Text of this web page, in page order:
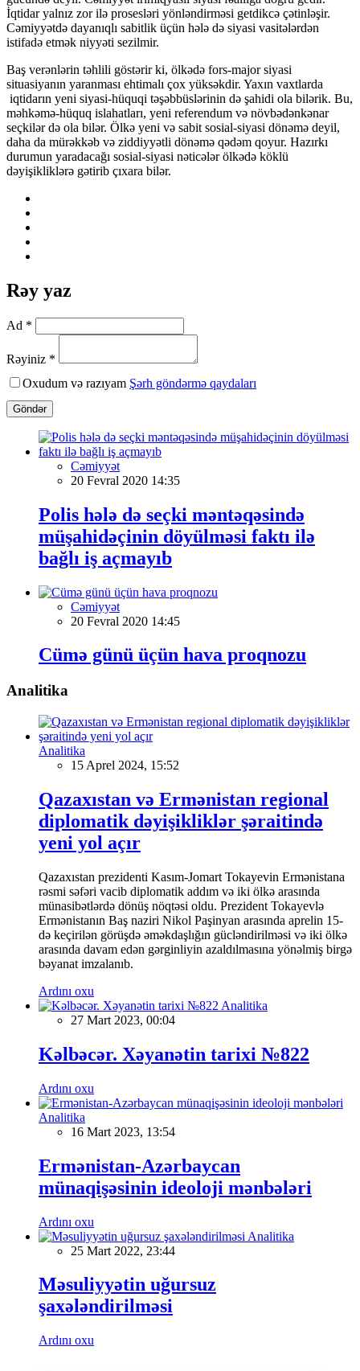
İqtidar yalnız zor ilə prosesləri yönləndirməsi getdikcə çətinləşir.
Cəmiyyətdə dayanıqlı sabitlik üçün hələ də siyasi vasitələrdən
istifadə etmək niyyəti sezilmir.
Baş verənlərin təhlili göstərir ki, ölkədə fors-major siyasi
situasiyanın yaranması ehtimalı çox yüksəkdir. Yaxın vaxtlarda
iqtidarın yeni siyasi-hüquqi təşəbbüslərinin də şahidi ola bilərik. Bu,
məhkəmə-hüquq islahatları, yeni referendum və növbədənkənar
seçkilər də ola bilər. Ölkə yeni və sabit sosial-siyasi dönəmə deyil,
daha da mürəkkəb və ziddiyyətli dönəmə qədəm qoyur. Hazırkı
durumun yaradacağı sosial-siyasi nəticələr ölkədə köklü
dəyişikliklərə gətirib çıxara bilər.
Rəy yaz
Ad *
Rəyiniz *
Oxudum və razıyam Şərh göndərmə qaydaları
Göndər
Cəmiyyət
20 Fevral 2020 14:35
Polis hələ də seçki məntəqəsində
müşahidəçinin döyülməsi faktı ilə
bağlı iş açmayıb
Cəmiyyət
20 Fevral 2020 14:45
Cümə günü üçün hava proqnozu
Analitika
Analitika
15 Aprel 2024, 15:52
Qazaxıstan və Ermənistan regional
diplomatik dəyişikliklər şəraitində
yeni yol açır
Qazaxıstan prezidenti Kasım-Jomart Tokayevin Ermənistana
rəsmi səfəri vacib diplomatik addım və iki ölkə arasında
münasibətlərdə dönüş nöqtəsi oldu. Prezident Tokayevlə
Ermənistanın Baş naziri Nikol Paşinyan arasında aprelin 15-
də keçirilən görüşdə əməkdaşlığın gücləndirilməsi və iki ölkə
arasında davam edən gərginliyin azaldılmasına yönəlmiş birgə
bəyanat imzalanıb.
Ardını oxu
Analitika
27 Mart 2023, 00:04
Kəlbəcər. Xəyanətin tarixi №822
Ardını oxu
Analitika
16 Mart 2023, 13:54
Ermənistan-Azərbaycan
münaqişəsinin ideoloji mənbələri
Ardını oxu
Analitika
25 Mart 2022, 23:44
Məsuliyyətin uğursuz
şaxələndirilməsi
Ardını oxu